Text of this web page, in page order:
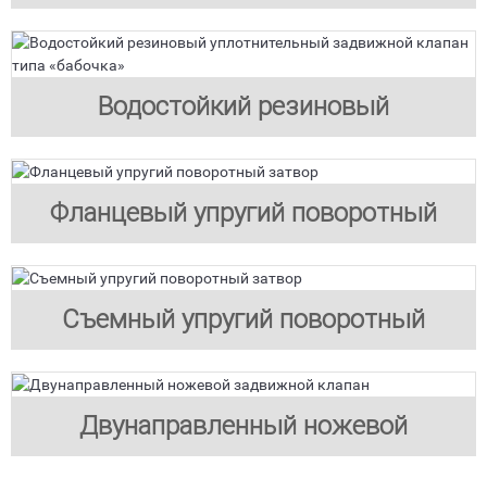
поворотный затвор
Водостойкий резиновый
уплотнительный задвижной клапан
типа «бабочка»
Фланцевый упругий поворотный
затвор
Съемный упругий поворотный
затвор
Двунаправленный ножевой